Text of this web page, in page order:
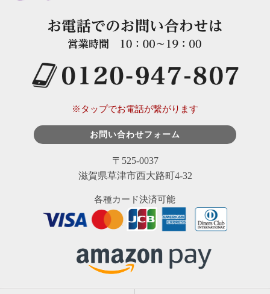
※タップでお電話が繋がります
お問い合わせフォーム
〒525-0037
滋賀県草津市西大路町4-32
各種カード決済可能